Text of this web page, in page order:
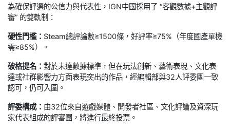
為確保評選的公信力與代表性，IGN中國採用了 “客觀數據+主觀評
審” 的雙軌制：
硬性門檻： Steam總評論數≥1500條，好評率≥75%（年度國產單機
需≥85%）。
破格提名： 對於未達數據標準，但在玩法創新、藝術表現、文化表
達或社群影響力方面表現突出的作品，經編輯部與32人評委團一致
認可，仍可入圍。
評委構成： 由32位來自遊戲媒體、開發者社區、文化評論及資深玩
家代表組成的評審團，將進行最終投票。